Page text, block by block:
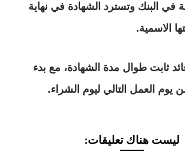
في البنك وتسترد الشهادة في نهاية
الاسمية.
ثابت طوال مدة الشهادة، مع بدء
يوم العمل التالي ليوم الشراء.
ليست هناك تعليقات: